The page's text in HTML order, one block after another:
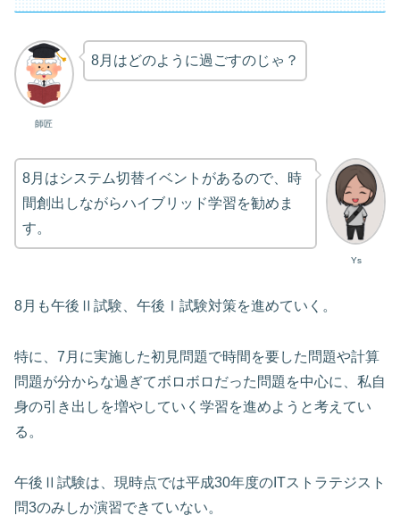
師匠
8月はどのように過ごすのじゃ？
Ys
8月はシステム切替イベントがあるので、時
間創出しながらハイブリッド学習を勧めま
す。
8月も午後Ⅱ試験、午後Ⅰ試験対策を進めていく。
特に、7月に実施した初見問題で時間を要した問題や計算
問題が分からな過ぎてボロボロだった問題を中心に、私自
身の引き出しを増やしていく学習を進めようと考えてい
る。
午後Ⅱ試験は、現時点では平成30年度のITストラテジスト
問3のみしか演習できていない。